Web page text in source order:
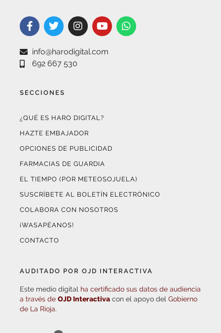
info@harodigital.com
692 667 530
SECCIONES
¿QUÉ ES HARO DIGITAL?
HAZTE EMBAJADOR
OPCIONES DE PUBLICIDAD
FARMACIAS DE GUARDIA
EL TIEMPO (POR METEOSOJUELA)
SUSCRÍBETE AL BOLETÍN ELECTRÓNICO
COLABORA CON NOSOTROS
¡WASAPÉANOS!
CONTACTO
AUDITADO POR OJD INTERACTIVA
Este medio digital ha certificado sus datos de audiencia
a través de OJD Interactiva con el apoyo del Gobierno
de La Rioja.